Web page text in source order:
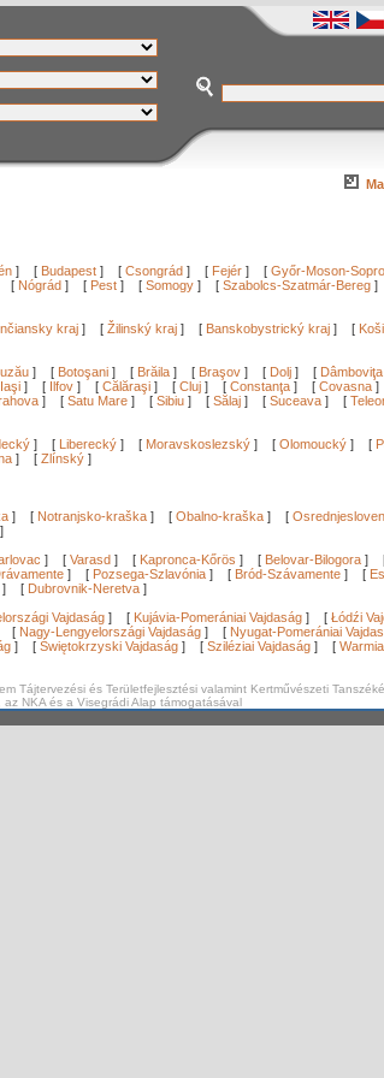
] [ Budapest ] [ Csongrád ] [ Fejér ] [ Győr-Moson-
[ Nógrád ] [ Pest ] [ Somogy ] [ Szabolcs-Szatmár-Bereg ]
kraj ] [ Žilinský kraj ] [ Banskobystrický kraj ] [
] [ Botoşani ] [ Brăila ] [ Braşov ] [ Dolj ] [ Dâmboviţa
Iaşi ] [ Ilfov ] [ Călăraşi ] [ Cluj ] [ Constanţa ] [ Covasna ]
] [ Satu Mare ] [ Sibiu ] [ Sălaj ] [ Suceava ] [
] [ Liberecký ] [ Moravskoslezský ] [ Olomoucký ] [
] [ Zlínský ]
] [ Notranjsko-kraška ] [ Obalno-kraška ] [
]
] [ Varasd ] [ Kapronca-Kőrös ] [ Belovar-Bilogora ]
] [ Pozsega-Szlavónia ] [ Bród-Szávamente ] [
] [ Dubrovnik-Neretva ]
Vajdaság ] [ Kujávia-Pomerániai Vajdaság ] [ Łódźi
[ Nagy-Lengyelországi Vajdaság ] [ Nyugat-Pomerániai
] [ Świętokrzyski Vajdaság ] [ Sziléziai Vajdaság ] [
Tájtervezési és Területfejlesztési valamint Kertművészeti
az NKA és a Visegrádi Alap támogatásával